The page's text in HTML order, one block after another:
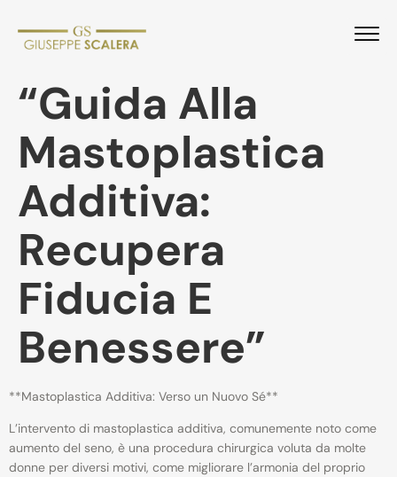
“Guida Alla
Mastoplastica
Additiva:
Recupera
Fiducia E
Benessere”
**Mastoplastica Additiva: Verso un Nuovo Sé**
L’intervento di mastoplastica additiva, comunemente noto come
aumento del seno, è una procedura chirurgica voluta da molte
donne per diversi motivi, come migliorare l’armonia del proprio